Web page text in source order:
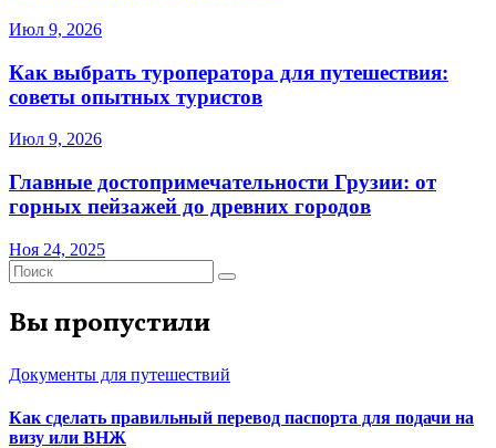
Июл 9, 2026
Как выбрать туроператора для путешествия:
советы опытных туристов
Июл 9, 2026
Главные достопримечательности Грузии: от
горных пейзажей до древних городов
Ноя 24, 2025
Вы пропустили
Документы для путешествий
Как сделать правильный перевод паспорта для подачи на
визу или ВНЖ